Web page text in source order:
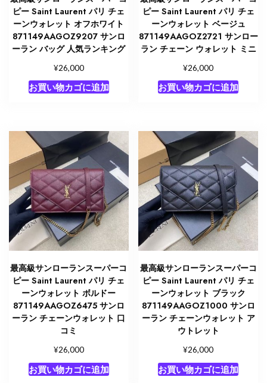
ピー Saint Laurent パリ チェ
ーンウォレット オフホワイト
871149AAGOZ9207 サンロ
ーラン バッグ 人気ランキング
¥26,000
お買い物カゴに追加
ピー Saint Laurent パリ チェ
ーンウォレット ベージュ
871149AAGOZ2721 サンロー
ラン チェーン ウォレット ミニ
¥26,000
お買い物カゴに追加
最高級サンローランスーパーコ
ピー Saint Laurent パリ チェ
ーンウォレット ボルドー
871149AAGOZ6475 サンロ
ーラン チェーンウォレット 口
コミ
¥26,000
お買い物カゴに追加
最高級サンローランスーパーコ
ピー Saint Laurent パリ チェ
ーンウォレット ブラック
871149AAGOZ1000 サンロ
ーラン チェーンウォレット ア
ウトレット
¥26,000
お買い物カゴに追加